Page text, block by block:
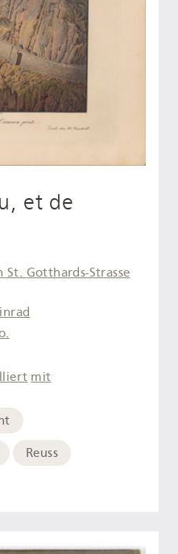
et de
Gotthards-Strasse
mit
Reuss